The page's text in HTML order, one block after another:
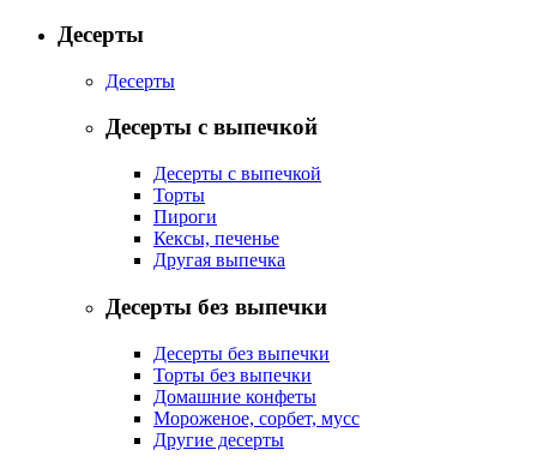
Десерты
Десерты
Десерты с выпечкой
Десерты с выпечкой
Торты
Пироги
Кексы, печенье
Другая выпечка
Десерты без выпечки
Десерты без выпечки
Торты без выпечки
Домашние конфеты
Мороженое, сорбет, мусс
Другие десерты